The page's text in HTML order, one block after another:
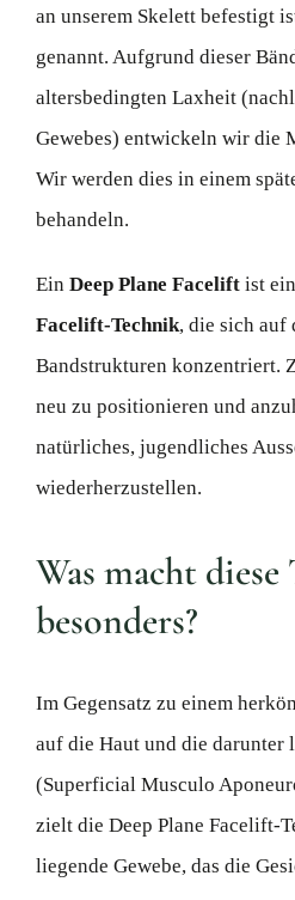
an unserem Skelett befestigt
genannt. Aufgrund dieser
altersbedingten Laxheit
Gewebes) entwickeln wir die
Wir werden dies in einem
behandeln.
Ein Deep Plane Faceliftist
Facelift-Technik, die sich auf
Bandstrukturen konzentriert.
neu zu positionieren und
natürliches, jugendliches
wiederherzustellen.
Was macht
besonders?
Im Gegensatz zu einem
auf die Haut und die darunter
(Superficial Musculo
zielt die Deep Plane Facelift-
liegende Gewebe, das die